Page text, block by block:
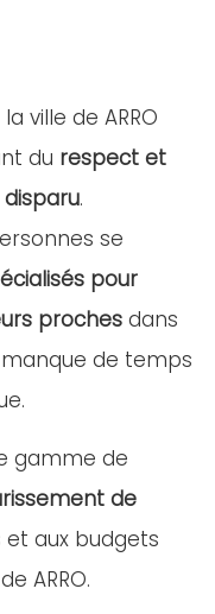
ville de ARRO
du respect et
.
se
pour
proches dans
de temps
gamme de
de
et aux budgets
ARRO.